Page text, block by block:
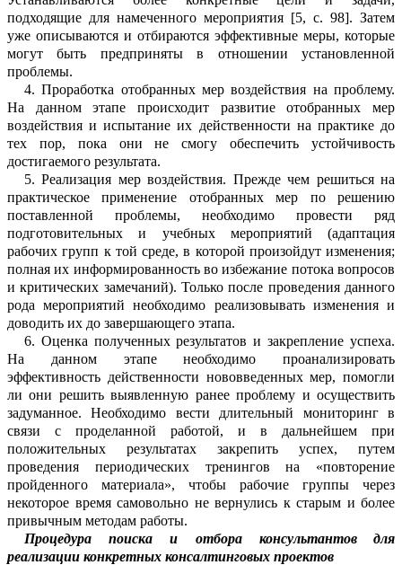
подходящие для намеченного мероприятия [5, с. 98]. Затем
уже описываются и отбираются эффективные меры, которые
могут быть предприняты в отношении установленной
проблемы.
4. Проработка отобранных мер воздействия на проблему.
На данном этапе происходит развитие отобранных мер
воздействия и испытание их действенности на практике до
тех пор, пока они не смогу обеспечить устойчивость
достигаемого результата.
5. Реализация мер воздействия. Прежде чем решиться на
практическое применение отобранных мер по решению
поставленной проблемы, необходимо провести ряд
подготовительных и учебных мероприятий (адаптация
рабочих групп к той среде, в которой произойдут изменения;
полная их информированность во избежание потока вопросов
и критических замечаний). Только после проведения данного
рода мероприятий необходимо реализовывать изменения и
доводить их до завершающего этапа.
6. Оценка полученных результатов и закрепление успеха.
На данном этапе необходимо проанализировать
эффективность действенности нововведенных мер, помогли
ли они решить выявленную ранее проблему и осуществить
задуманное. Необходимо вести длительный мониторинг в
связи с проделанной работой, и в дальнейшем при
положительных результатах закрепить успех, путем
проведения периодических тренингов на «повторение
пройденного материала», чтобы рабочие группы через
некоторое время самовольно не вернулись к старым и более
привычным методам работы.
Процедура поиска и отбора консультантов
для
реализации конкретных консалтинговых проектов